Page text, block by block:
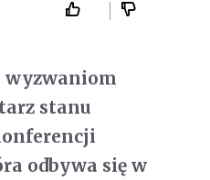
wyzwaniom
stanu
odbywa się w